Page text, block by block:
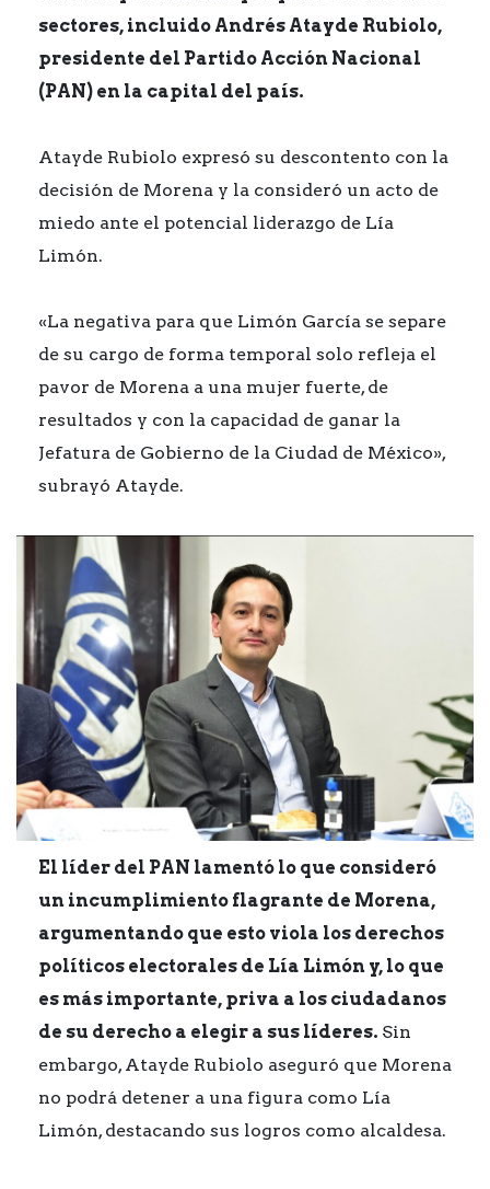
sectores, incluido Andrés Atayde Rubiolo,
presidente del Partido Acción Nacional
(PAN) en la capital del país.
Atayde Rubiolo expresó su descontento con la
decisión de Morena y la consideró un acto de
miedo ante el potencial liderazgo de Lía
Limón.
«La negativa para que Limón García se separe
de su cargo de forma temporal solo refleja el
pavor de Morena a una mujer fuerte, de
resultados y con la capacidad de ganar la
Jefatura de Gobierno de la Ciudad de México»,
subrayó Atayde.
El líder del PAN lamentó lo que consideró
un incumplimiento flagrante de Morena,
argumentando que esto viola los derechos
políticos electorales de Lía Limón y, lo que
es más importante, priva a los ciudadanos
de su derecho a elegir a sus líderes. Sin
embargo, Atayde Rubiolo aseguró que Morena
no podrá detener a una figura como Lía
Limón, destacando sus logros como alcaldesa.